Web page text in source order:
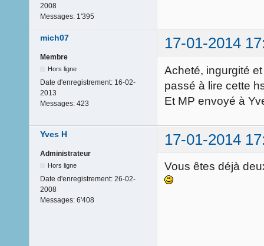
2008
Messages: 1'395
mich07 17-01-2014
Membre
Hors ligne
Date d'enregistrement: 16-02-
2013
Messages: 423
Acheté, ingurgité
passé à lire cette
Et MP envoyé à
Yves H 17-01-2014
Administrateur
Hors ligne
Date d'enregistrement: 26-02-
2008
Messages: 6'408
Vous êtes déjà